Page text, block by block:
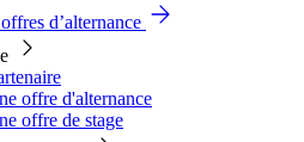
d’alternance
offre d'alternance
offre de stage